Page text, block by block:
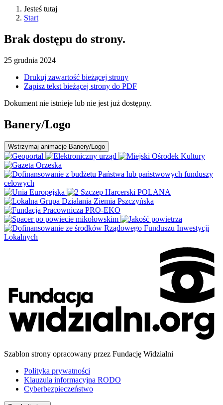
Jesteś tutaj
Start
Brak dostępu do strony.
25 grudnia 2024
Drukuj zawartość bieżącej strony
Zapisz tekst bieżącej strony do PDF
Dokument nie istnieje lub nie jest już dostępny.
Banery/Logo
Wstrzymaj animację Banery/Logo
Szablon strony opracowany przez Fundację Widzialni
Polityka prywatności
Klauzula informacyjna RODO
Cyberbezpieczeństwo